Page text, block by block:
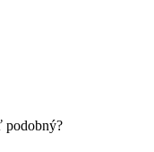
podobný?